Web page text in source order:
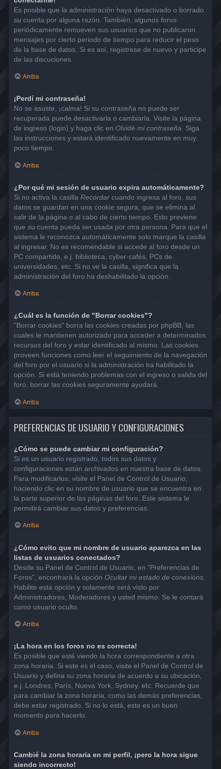
Es posible que la administración haya desactivado o borrado
su cuenta por alguna razón. También, algunos foros
periódicamente remueven sus usuarios que no publicaron
mensajes por cierto periodo de tiempo para reducir el peso
de la base de datos. Si es así, registrese de nuevo y participe
de las discuciones.
Arriba
¡Perdí mi contraseña!
No se asuste, ¡calma! Si su contraseña no puede ser
recuperada puede desactivarla o cambiarla. Visite la página
de ingreso (login) y haga clic en Olvidé mi contraseña. Siga
las instrucciones y estará identificado nuevamente en muy
poco tiempo.
Arriba
¿Por qué mi sesión de usuario expira automáticamente?
Si no activa la casilla Recordar cuando ingresa al foro, sus
datos se guardan en una cookie segura, que se elimina al
salir de la página o al cabo de cierto tiempo. Esto previene
que su cuenta pueda ser usada por otra persona. Para que el
sistema le reconozca automáticamente solo marque la casilla
al ingresar. No es recomendable si accede al foro desde un
PC compartido, e.j. biblioteca, cyber-cafés, PCs de
universidades, etc. Si no ve la casilla, significa que la
administración del foro ha deshabilitado la opción.
Arriba
¿Cuál es la función de "Borrar cookies"?
"Borrar cookies" borra las cookies creadas por phpBB, las
cuales le mantienen autorizado para acceder a determinados
recursos del foro y estar identificado al mismo. Las cookies
proveen funciones como leer el seguimiento de la navegación
del foro por el usuario si la administración ha habilitado la
opción. Si está teniendo problemas con el ingreso o salida del
foro, borrar las cookies seguramente ayudará.
Arriba
PREFERENCIAS DE USUARIO Y CONFIGURACIONES
¿Cómo se puede cambiar mi configuración?
Si es un usuario registrado, todos sus datos y
configuraciones están archivados en nuestra base de datos.
Para modificarlos, visite el Panel de Control de Usuario;
haciendo clic en su nombre de usuario que se encuentra en
la parte superior de las páginas del foro. Este sistema le
permitirá cambiar sus datos y preferencias.
Arriba
¿Cómo evito que mi nombre de usuario aparezca en las
listas de usuarios conectados?
Desde su Panel de Control de Usuario, en "Preferencias de
Foros", encontrará la opción Ocultar mi estado de conexións
Habilite esta opción y solamente será visto por
Administradores, Moderadores y usted mismo. Se le contará
como usuario oculto.
Arriba
¡La hora en los foros no es correcta!
Es posible que esté viendo la hora correspondiente a otra
zona horaria. Si este es el caso, visite el Panel de Control de
Usuario y defina su zona horaria de acuerdo a su ubicación,
e.j. Londres, París, Nueva York, Sydney, etc. Recuerde que
para cambiar la zona horaria, como las demás preferencias,
debe estar registrado. Si no lo está, este es un buen
momento para hacerlo.
Arriba
Cambié la zona horaria en mi perfil, ¡pero la hora sigue
siendo incorrecto!